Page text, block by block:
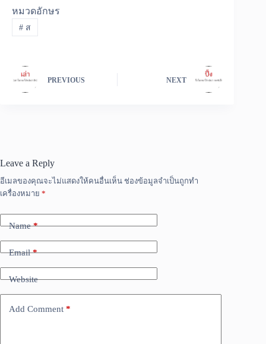
หมวดอักษร
#ส
PREVIOUS NEXT
Leave a Reply
อีเมลของคุณจะไม่แสดงให้คนอื่นเห็น ช่องข้อมูลจำเป็นถูกทำ
เครื่องหมาย *
Name*
Email*
Website
Add Comment *